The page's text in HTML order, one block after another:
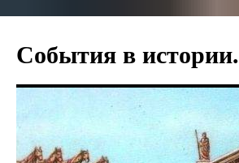
События в истории.